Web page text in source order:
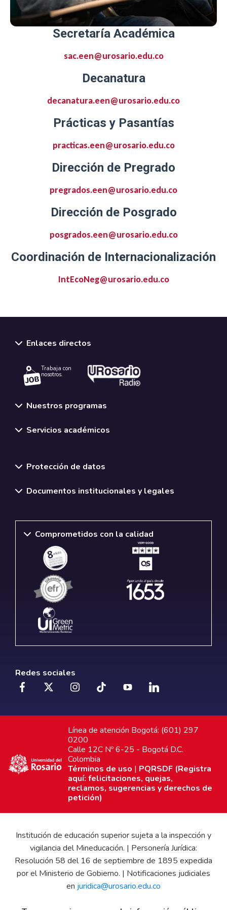
Secretaría Académica
sac.een@urosario.edu.co
Decanatura
decanatura.een@urosario.edu.co
Prácticas y Pasantías
practicas.een@urosario.edu.co
Dirección de Pregrado
pregrados.een@urosario.edu.co
Dirección de Posgrado
posgrados.een@urosario.edu.co
Coordinación de Internacionalización
IntEcoNeg@urosario.edu.co
Enlaces directos
Trabaja con
nosotros.
Nuestros programas
Servicios académicos
Protección de datos
Documentos institucionales y legales
Comprometidos con la calidad
Redes sociales
Línea de atención Bogotá: (601) 297
0200
Calle 12C Nº 6-25 - Bogotá D.C.
Colombia
Términos de uso | PQRSDF (Registra
aquí: felicitaciones, quejas,
reclamos, sugerencias y derechos de
petición)
Institución de educación superior sujeta a la inspección y
vigilancia del Mineducación. | Personería Jurídica:
Resolución 58 del 16 de septiembre de 1895 expedida
por el Ministerio de Gobierno. | Notificaciones judiciales
en juridica@urosario.edu.co